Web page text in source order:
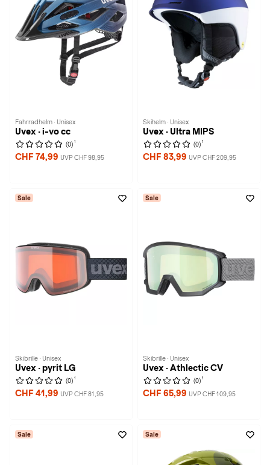
Fahrradhelm · Unisex
Uvex · i-vo cc
(0) 1
CHF 74,99 UVP CHF 98,95
Skihelm · Unisex
Uvex · Ultra MIPS
(0) 1
CHF 83,99 UVP CHF 209,95
Sale
Skibrille · Unisex
Uvex · pyrit LG
(0) 1
CHF 41,99 UVP CHF 81,95
Sale
Skibrille · Unisex
Uvex · Athlectic CV
(0) 1
CHF 65,99 UVP CHF 109,95
Sale Sale